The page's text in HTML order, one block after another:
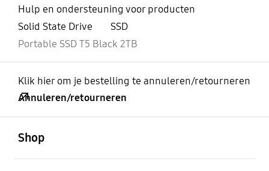
Hulp en ondersteuning voor producten
Solid State Drive
SSD
Portable SSD T5 Black 2TB
Klik hier om je bestelling te annuleren/retourneren
Annuleren/retourneren
Shop